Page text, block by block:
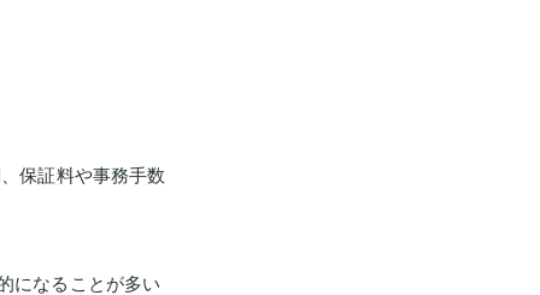
保証料や事務手数
になることが多い